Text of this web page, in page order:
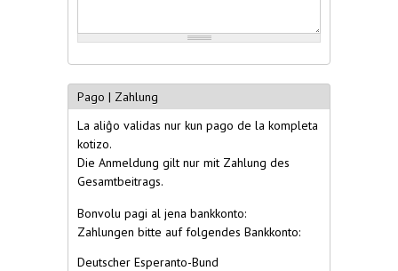
Pago | Zahlung
La aliĝo validas nur kun pago de la kompleta
kotizo.
Die Anmeldung gilt nur mit Zahlung des
Gesamtbeitrags.
Bonvolu pagi al jena bankkonto:
Zahlungen bitte auf folgendes Bankkonto:
Deutscher Esperanto-Bund